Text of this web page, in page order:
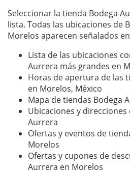
Seleccionar la tienda Bodega
lista. Todas las ubicaciones de
Morelos aparecen señalados
Lista de las ubicaciones
Aurrera más grandes en
Horas de apertura de las
en Morelos, México
Mapa de tiendas Bodega
Ubicaciones y
Aurrera
Ofertas y eventos de
Morelos
Ofertas y cupones de
Aurrera en Morelos